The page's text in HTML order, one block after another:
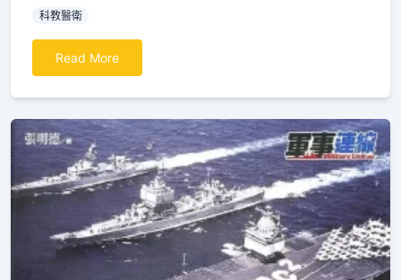
科教醫衛
Read More